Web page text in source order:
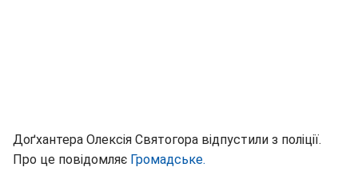
Доґхантера Олексія Святогора відпустили з поліції.
Про це повідомляє Громадське.